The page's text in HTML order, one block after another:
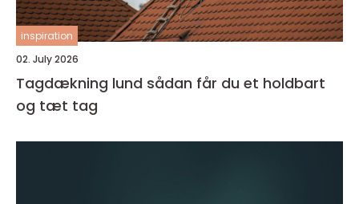
inspiration
02. July 2026
Tagdækning lund sådan får du et holdbart
og tæt tag